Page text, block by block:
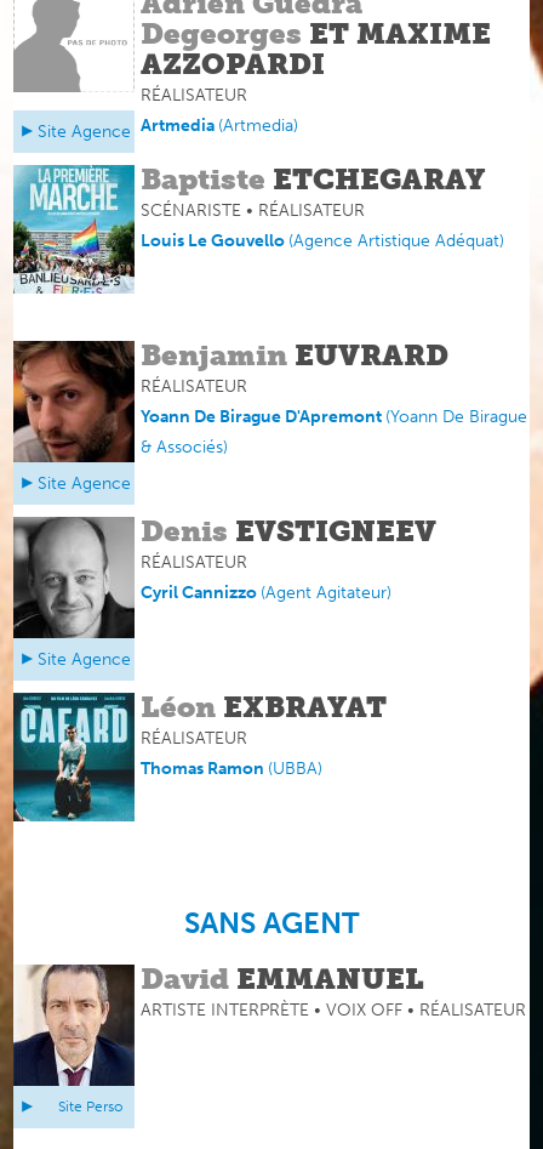
Degeorges ET MAXIME
AZZOPARDI
RÉALISATEUR
Artmedia (Artmedia)
Site Agence
Baptiste ETCHEGARAY
SCÉNARISTE • RÉALISATEUR
Louis Le Gouvello (Agence Artistique Adéquat)
Benjamin EUVRARD
RÉALISATEUR
Yoann De Birague D'Apremont (Yoann De Birague
& Associés)
Site Agence
Denis EVSTIGNEEV
RÉALISATEUR
Cyril Cannizzo (Agent Agitateur)
Site Agence
Léon EXBRAYAT
RÉALISATEUR
Thomas Ramon (UBBA)
SANS AGENT
David EMMANUEL
ARTISTE INTERPRÈTE • VOIX OFF • RÉALISATEUR
Site Perso